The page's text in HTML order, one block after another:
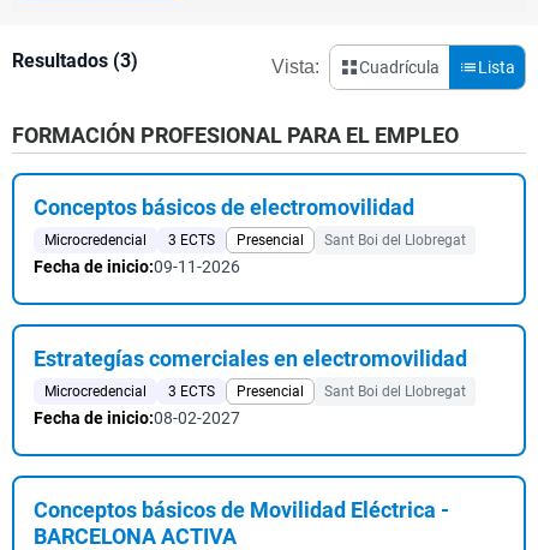
Resultados (3) Vista: Cuadrícula Lista
FORMACIÓN PROFESIONAL PARA EL EMPLEO
Conceptos básicos de electromovilidad
Microcredencial 3 ECTS Presencial Sant Boi del Llobregat
Fecha de inicio:09-11-2026
Estrategías comerciales en electromovilidad
Microcredencial 3 ECTS Presencial Sant Boi del Llobregat
Fecha de inicio:08-02-2027
Conceptos básicos de Movilidad Eléctrica -
BARCELONA ACTIVA